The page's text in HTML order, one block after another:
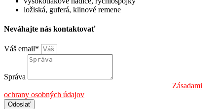
ložiská, guferá, klinové remene
Neváhajte nás kontaktovať
Váš email*
Správa
Zásadami
ochrany osobných údajov
Odoslať